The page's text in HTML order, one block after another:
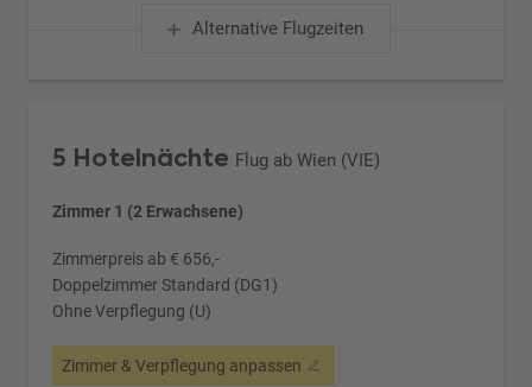
Alternative Flugzeiten
5 Hotelnächte Flug ab Wien (VIE)
Zimmer 1 (2 Erwachsene)
Zimmerpreis ab € 656,-
Doppelzimmer Standard (DG1)
Ohne Verpflegung (U)
Zimmer & Verpflegung anpassen